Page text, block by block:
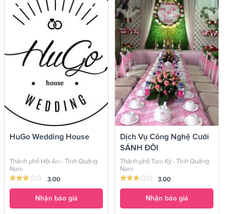
HuGo Wedding House
Thành phố Hội An - Tỉnh Quảng
Nam
3.00
Nhận báo giá
Dịch Vụ Công Nghệ Cưới
SÁNH ĐÔI
Thành phố Tam Kỳ - Tỉnh Quảng
Nam
3.00
Nhận báo giá